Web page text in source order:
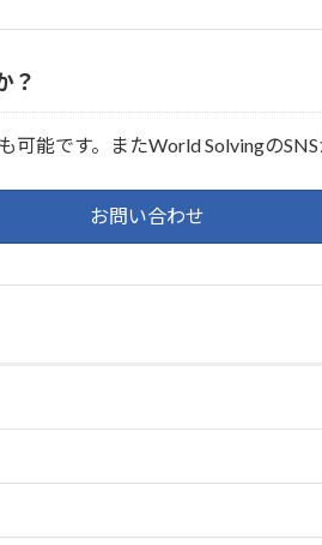
？
能です。またWorld SolvingのSNS
お問い合わせ